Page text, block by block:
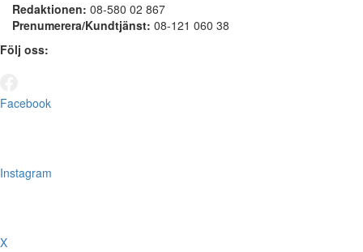
Redaktionen: 08-580 02 867
Prenumerera/Kundtjänst: 08-121 060 38
Följ oss:
Facebook
Instagram
X